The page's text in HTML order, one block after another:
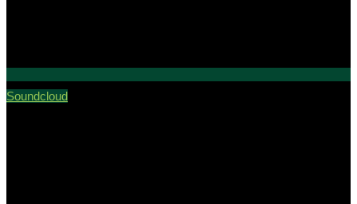
Soundcloud